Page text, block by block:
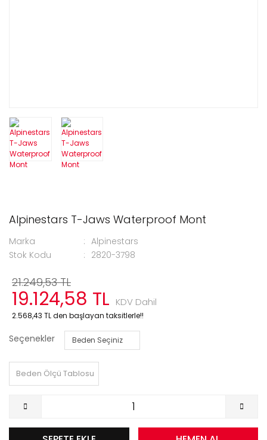
Alpinestars T-Jaws Waterproof Mont
Marka
Alpinestars
Stok Kodu
2820-3798
21.249,53 TL
19.124,58 TL KDV Dahil
2.568,43 TL den başlayan taksitlerle!!
Seçenekler
Beden Ölçü Tablosu